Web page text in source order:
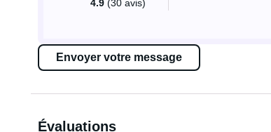
4.9 (30 avis)
Envoyer votre message
Évaluations